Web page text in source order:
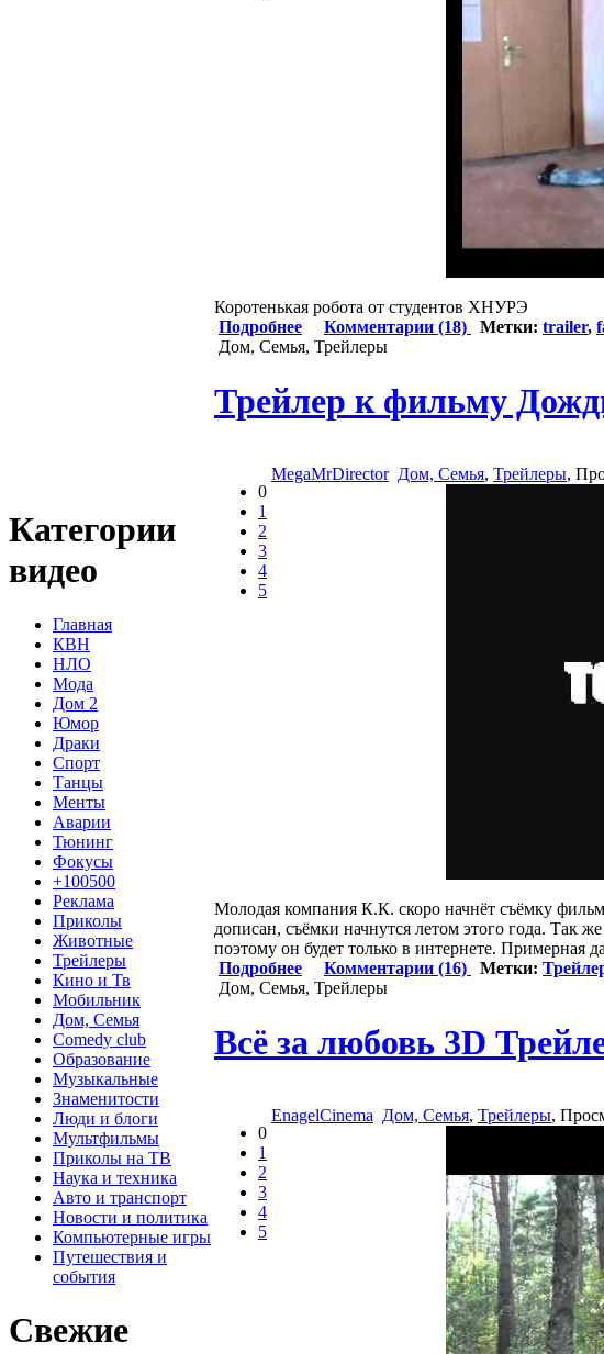
Категории
видео
Главная
КВН
НЛО
Мода
Дом 2
Юмор
Драки
Спорт
Танцы
Менты
Аварии
Тюнинг
Фокусы
+100500
Реклама
Приколы
Животные
Трейлеры
Кино и Тв
Мобильник
Дом, Семья
Comedy club
Образование
Музыкальные
Знаменитости
Люди и блоги
Мультфильмы
Приколы на ТВ
Наука и техника
Авто и транспорт
Новости и политика
Компьютерные игры
Путешествия и
события
Свежие
Коротенькая робота от студентов ХНУРЭ
Подробнее
Комментарии (18) Метки: trailer,
Дом, Семья, Трейлеры
Трейлер к фильму
0
1
2
3
4
5
MegaMrDirector Дом, Семья, Трейлеры,
Молодая компания К.К. скоро начнёт съёмку
дописан, съёмки начнутся летом этого года.
поэтому он будет только в интернете. Примерная
Подробнее
Комментарии (16) Метки:
Дом, Семья, Трейлеры
Всё за любовь 3D
0
1
2
3
4
5
EnagelCinema Дом, Семья, Трейлеры,